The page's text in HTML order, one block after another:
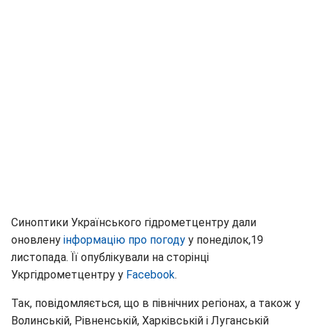
Синоптики Українського гідрометцентру дали
оновлену інформацію про погоду у понеділок,19
листопада. Її опублікували на сторінці
Укргідрометцентру у Facebook.
Так, повідомляється, що в північних регіонах, а також у
Волинській, Рівненській, Харківській і Луганській